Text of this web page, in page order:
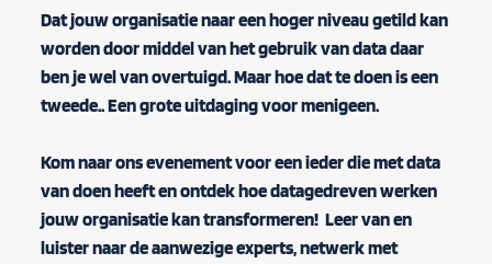
Dat jouw organisatie naar een hoger niveau getild kan
worden door middel van het gebruik van data daar
ben je wel van overtuigd. Maar hoe dat te doen is een
tweede.. Een grote uitdaging voor menigeen.
Kom naar ons evenement voor een ieder die met data
van doen heeft en ontdek hoe datagedreven werken
jouw organisatie kan transformeren!Leer van en
luister naar de aanwezige experts, netwerk met